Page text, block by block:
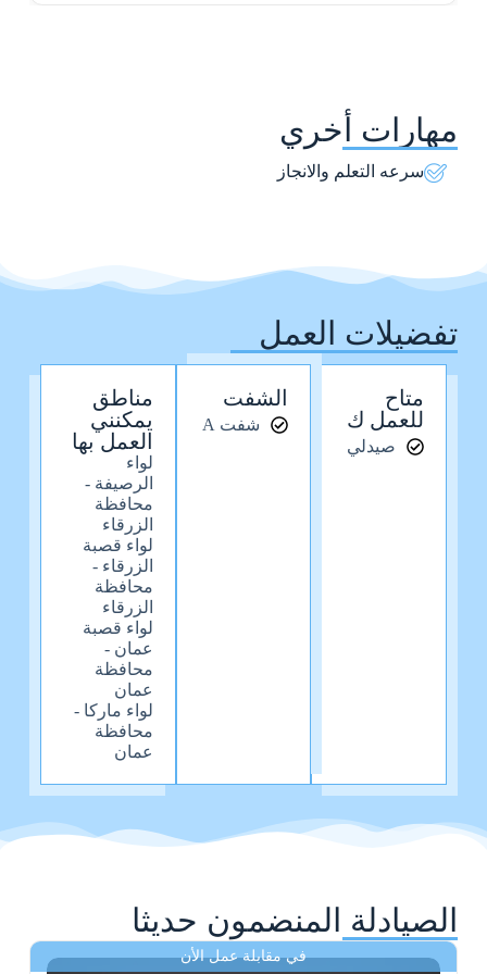
مهارات أخري
سرعه التعلم والانجاز
تفضيلات العمل
متاح
للعمل ك
صيدلي
الشفت
شفت A
مناطق
يمكنني
العمل بها
لواء
الرصيفة -
محافظة
الزرقاء
لواء قصبة
الزرقاء -
محافظة
الزرقاء
لواء قصبة
عمان -
محافظة
عمان
لواء ماركا -
محافظة
عمان
الصيادلة المنضمون حديثا
في مقابلة عمل الأن